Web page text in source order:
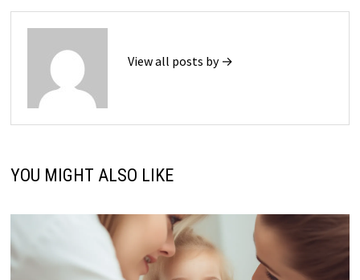
View all posts by →
YOU MIGHT ALSO LIKE